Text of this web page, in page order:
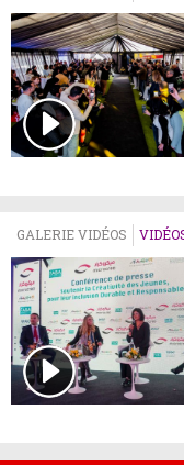
GALERIE VIDÉOS